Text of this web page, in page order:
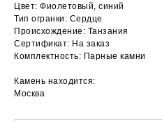
Цвет: Фиолетовый, синий
Тип огранки: Сердце
Происхождение: Танзания
Сертификат: На заказ
Комплектность: Парные камни
Камень находится:
Москва